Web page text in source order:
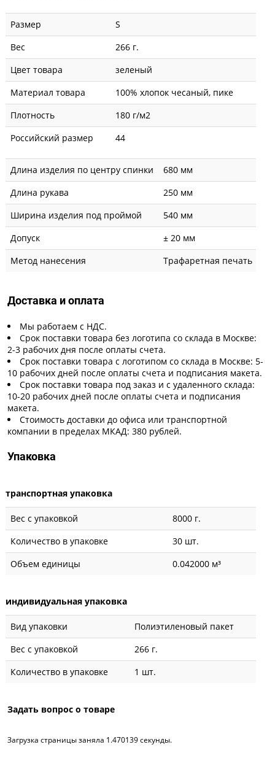
Размер
S
Вес
266 г.
Цвет товара
зеленый
Материал товара
100% хлопок чесаный, пике
Плотность
180 г/м2
Российский размер
44
Длина изделия по центру спинки
680 мм
Длина рукава
250 мм
Ширина изделия под проймой
540 мм
Допуск
± 20 мм
Метод нанесения
Трафаретная печать
Доставка и оплата
Мы работаем с НДС.
Срок поставки товара без логотипа со склада в Москве:
2-3 рабочих дня после оплаты счета.
Срок поставки товара с логотипом со склада в Москве: 5-
10 рабочих дней после оплаты счета и подписания макета.
Срок поставки товара под заказ и с удаленного склада:
10-20 рабочих дней после оплаты счета и подписания
макета.
Стоимость доставки до офиса или транспортной
компании в пределах МКАД: 380 рублей.
Упаковка
транспортная упаковка
Вес с упаковкой
8000 г.
Количество в упаковке
30 шт.
Объем единицы
0.042000 м³
индивидуальная упаковка
Вид упаковки
Полиэтиленовый пакет
Вес с упаковкой
266 г.
Количество в упаковке
1 шт.
Задать вопрос о товаре
Загрузка страницы заняла 1.470139 секунды.